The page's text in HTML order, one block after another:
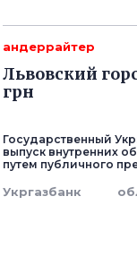
андеррайтер
Львовский
грн
Государственный
выпуск внутренних
путем публичного
Укргазбанк